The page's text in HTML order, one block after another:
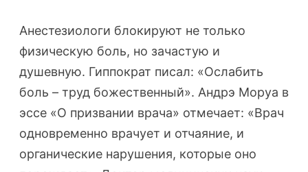
Анестезиологи блокируют не только
физическую боль, но зачастую и
душевную. Гиппократ писал: «Ослабить
боль – труд божественный». Андрэ Моруа в
эссе «О призвании врача» отмечает: «Врач
одновременно врачует и отчаяние, и
органические нарушения, которые оно